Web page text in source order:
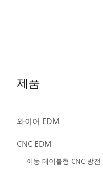
제품
와이어 EDM
CNC EDM
이동 테이블형 CNC 방전